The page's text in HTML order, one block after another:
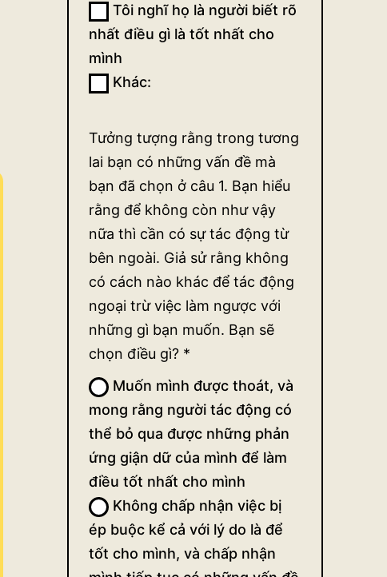
Tôi nghĩ họ là người biết rõ
nhất điều gì là tốt nhất cho
mình
Khác:
Tưởng tượng rằng trong tương
lai bạn có những vấn đề mà
bạn đã chọn ở câu 1. Bạn hiểu
rằng để không còn như vậy
nữa thì cần có sự tác động từ
bên ngoài. Giả sử rằng không
có cách nào khác để tác động
ngoại trừ việc làm ngược với
những gì bạn muốn. Bạn sẽ
chọn điều gì? *
Muốn mình được thoát, và
mong rằng người tác động có
thể bỏ qua được những phản
ứng giận dữ của mình để làm
điều tốt nhất cho mình
Không chấp nhận việc bị
ép buộc kể cả với lý do là để
tốt cho mình, và chấp nhận